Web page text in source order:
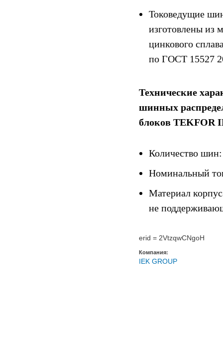
Токоведущие
изготовлены из
цинкового
по ГОСТ 15527
Технические
шинных
блоков TEKFOR
Количество
Номинальный
Материал
не
erid = 2VtzqwCNgoH
Компания:
IEK GROUP